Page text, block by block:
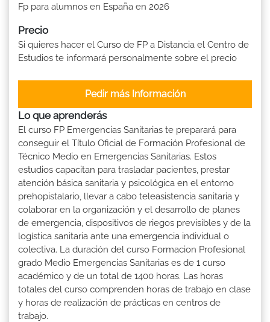
Fp para alumnos en España en 2026
Precio
Si quieres hacer el Curso de FP a Distancia el Centro de
Estudios te informará personalmente sobre el precio
Pedir más Información
Lo que aprenderás
El curso FP Emergencias Sanitarias te preparará para
conseguir el Título Oficial de Formación Profesional de
Técnico Medio en Emergencias Sanitarias. Estos
estudios capacitan para trasladar pacientes, prestar
atención básica sanitaria y psicológica en el entorno
prehopistalario, llevar a cabo teleasistencia sanitaria y
colaborar en la organización y el desarrollo de planes
de emergencia, dispositivos de riegos previsibles y de la
logística sanitaria ante una emergencia individual o
colectiva. La duración del curso Formacion Profesional
grado Medio Emergencias Sanitarias es de 1 curso
académico y de un total de 1400 horas. Las horas
totales del curso comprenden horas de trabajo en clase
y horas de realización de prácticas en centros de
trabajo.